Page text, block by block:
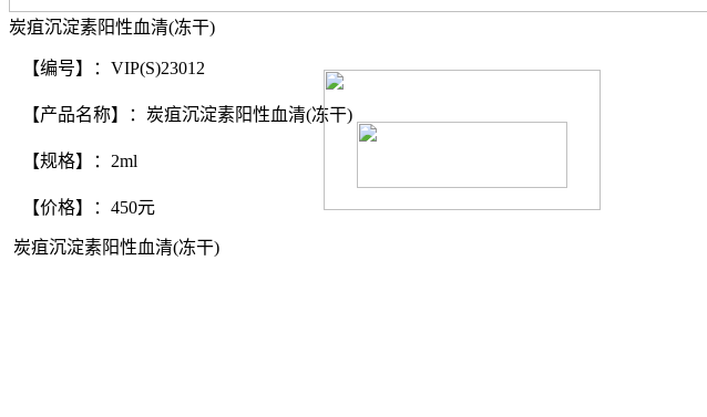
炭疽沉淀素阳性血清(冻干)
【编号】：VIP(S)23012
【产品名称】：炭疽沉淀素阳性血清(冻干)
【规格】：2ml
【价格】：450元
炭疽沉淀素阳性血清(冻干)